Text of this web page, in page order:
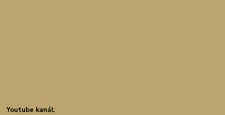
Youtube kanál: